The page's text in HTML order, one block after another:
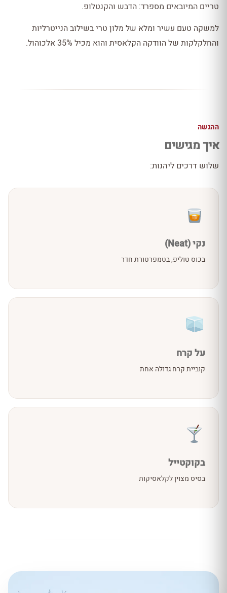
טריים המיובאים מספרד: הדבש והקנטלופ.
למשקה טעם עשיר ומלא של מלון טרי בשילוב הנייטרליות
והחלקלקות של הוודקה הקלאסית והוא מכיל 35% אלכוהול.
ההגשה
איך מגישים
שלוש דרכים ליהנות:
נקי (Neat)
בכוס טוליפ, בטמפרטורת חדר
על קרח
קוביית קרח גדולה אחת
בקוקטייל
בסיס מצוין לקלאסיקות